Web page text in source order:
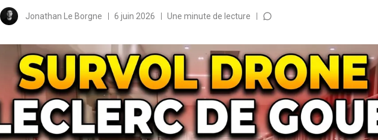
Jonathan Le Borgne 6 juin 2026 Une minute de lecture